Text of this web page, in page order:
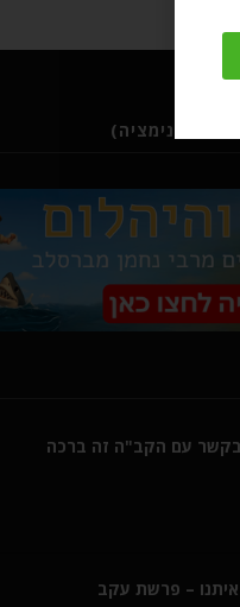
אנימציה)
עם הקב"ה זה ברכה
– פרשת עקב